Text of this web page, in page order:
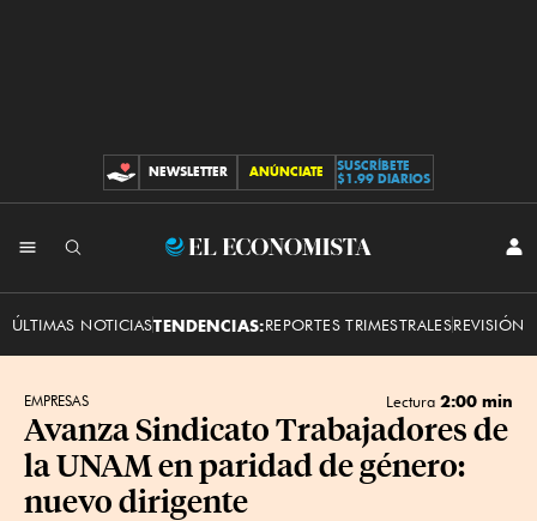
CONTRIBUCIONES
NEWSLETTER ANÚNCIATE
SUSCRÍBETE
$1.99 DIARIOS
El
ÚLTIMAS NOTICIASTENDENCIAS:REPORTES TRIMESTRALESREVISIÓN
EMPRESAS Lectura 2:00 min
Avanza Sindicato Trabajadores de
la UNAM en paridad de género:
nuevo dirigente